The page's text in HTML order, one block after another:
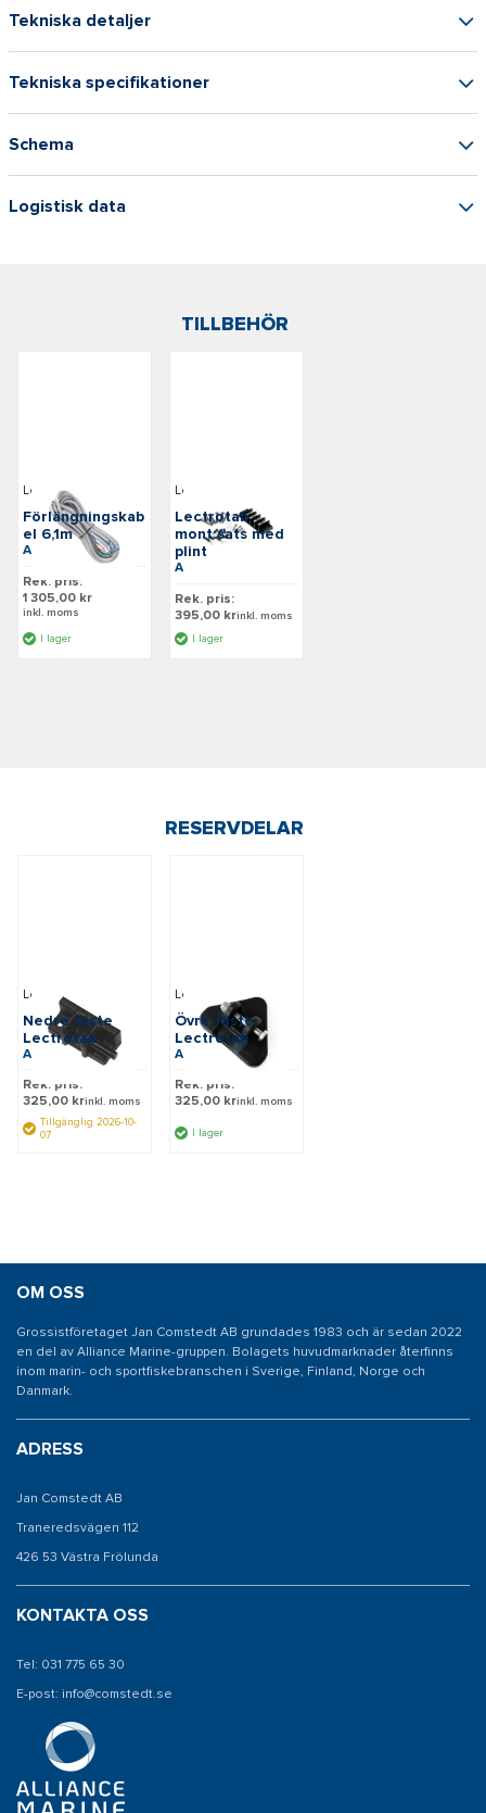
Tekniska detaljer
Tekniska specifikationer
Schema
Logistisk data
TILLBEHÖR
Förlängningskab
el 6,1m
Art: W4-20
Lectrotab
Rek. pris:
1 305,00 kr
inkl. moms
I lager
Lectrotab
mont.sats med
plint
Art: HK
Lectrotab
Rek. pris:
395,00 krinkl. moms
I lager
RESERVDELAR
Nedre fäste
Lectrotab
Art: BL
Lectrotab
Rek. pris:
325,00 krinkl. moms
Tillgänglig 2026-10-
07
Övre fäste
Lectrotab
Art: BU
Lectrotab
Rek. pris:
325,00 krinkl. moms
I lager
OM OSS
Grossistföretaget Jan Comstedt AB grundades 1983 och är sedan 2022
en del av Alliance Marine-gruppen. Bolagets huvudmarknader återfinns
inom marin- och sportfiskebranschen i Sverige, Finland, Norge och
Danmark.
ADRESS
Jan Comstedt AB
Traneredsvägen 112
426 53 Västra Frölunda
KONTAKTA OSS
Tel: 031 775 65 30
E-post: info@comstedt.se